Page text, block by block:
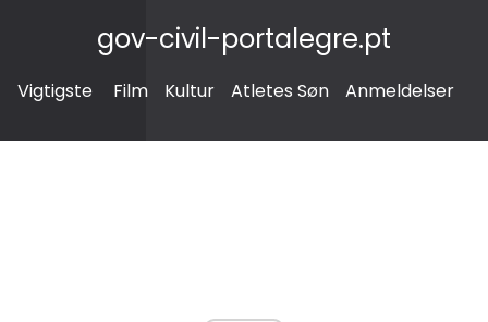
gov-civil-portalegre.pt
Vigtigste Film Kultur Atletes Søn Anmeldelser